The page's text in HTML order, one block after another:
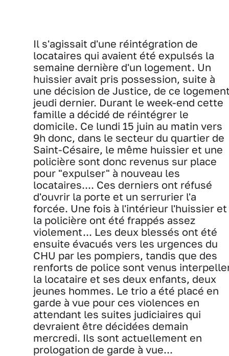
Il s'agissait d'une réintégration de
locataires qui avaient été expulsés la
semaine dernière d'un logement. Un
huissier avait pris possession, suite à
une décision de Justice, de ce
jeudi dernier. Durant le week-end cette
famille a décidé de réintégrer le
domicile. Ce lundi 15 juin au matin vers
9h donc, dans le secteur du quartier de
Saint-Césaire, le même huissier et une
policière sont donc revenus sur place
pour "expulser" à nouveau les
locataires.... Ces derniers ont réfusé
d'ouvrir la porte et un serrurier l'a
forcée. Une fois à l'intérieur l'huissier et
la policière ont été frappés assez
violement... Les deux blessés ont été
ensuite évacués vers les urgences du
CHU par les pompiers, tandis que des
renforts de police sont venus
la locataire et ses deux enfants, deux
jeunes hommes. Le trio a été placé en
garde à vue pour ces violences en
attendant les suites judiciaires qui
devraient être décidées demain
mercredi. Ils sont actuellement en
prologation de garde à vue...